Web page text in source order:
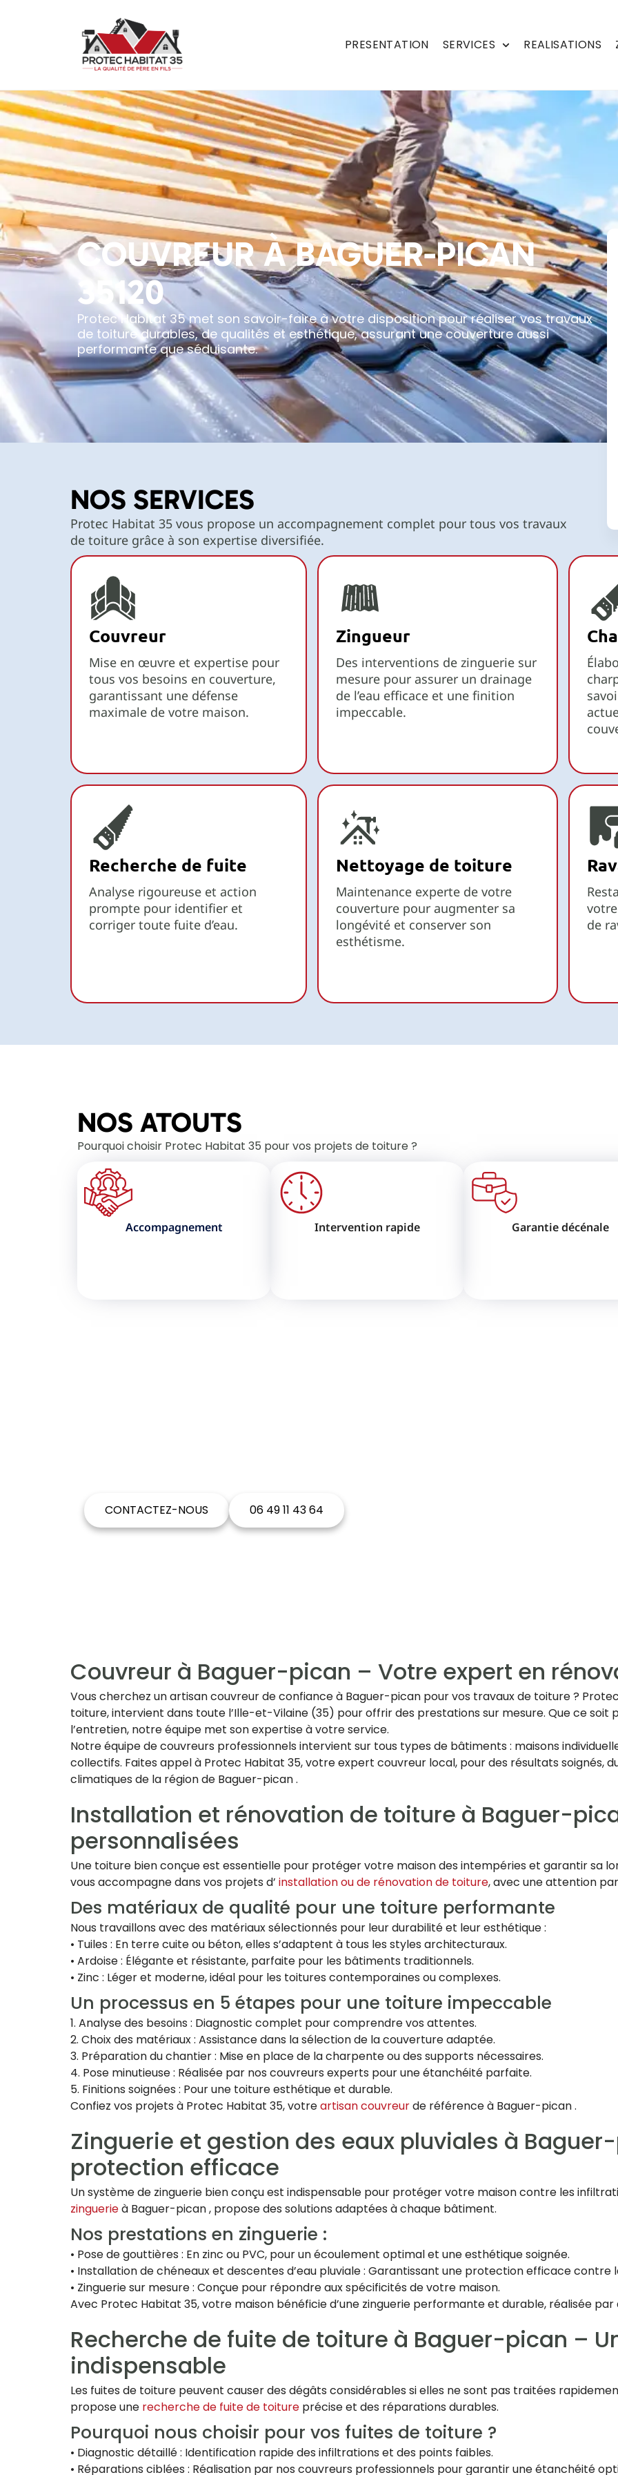
PRESENTATION SERVICES REALISATIONS
COUVREUR À BAGUER-PICAN
35120
Protec Habitat 35 met son savoir-faire à votre disposition pour réaliser vos travaux
de toiture durables, de qualités et esthétique, assurant une couverture aussi
performante que séduisante.
NOS SERVICES
Protec Habitat 35 vous propose un accompagnement complet pour tous vos travaux
de toiture grâce à son expertise diversifiée.
Couvreur
Mise en œuvre et expertise pour
tous vos besoins en couverture,
garantissant une défense
maximale de votre maison.
Zingueur
Des interventions de zinguerie sur
mesure pour assurer un drainage
de l’eau efficace et une finition
impeccable.
Recherche de fuite
Analyse rigoureuse et action
prompte pour identifier et
corriger toute fuite d’eau.
Nettoyage de toiture
Maintenance experte de votre
couverture pour augmenter sa
longévité et conserver son
esthétisme.
de
NOS ATOUTS
Pourquoi choisir Protec Habitat 35 pour vos projets de toiture ?
Accompagnement Intervention rapide Garantie décénale
CONTACTEZ-NOUS 06 49 11 43 64
Couvreur à Baguer-pican – Votre expert en
Vous cherchez un artisan couvreur de confiance à Baguer-pican pour vos travaux de toiture ?
toiture, intervient dans toute l’Ille-et-Vilaine (35) pour offrir des prestations sur mesure. Que ce soit
l’entretien, notre équipe met son expertise à votre service.
Notre équipe de couvreurs professionnels intervient sur tous types de bâtiments : maisons
collectifs. Faites appel à Protec Habitat 35, votre expert couvreur local, pour des résultats soignés,
climatiques de la région de Baguer-pican .
Installation et rénovation de toiture à Baguer-
personnalisées
Une toiture bien conçue est essentielle pour protéger votre maison des intempéries et garantir sa
vous accompagne dans vos projets d’ installation ou de rénovation de toiture, avec une attention
Des matériaux de qualité pour une toiture performante
Nous travaillons avec des matériaux sélectionnés pour leur durabilité et leur esthétique :
• Tuiles : En terre cuite ou béton, elles s’adaptent à tous les styles architecturaux.
• Ardoise : Élégante et résistante, parfaite pour les bâtiments traditionnels.
• Zinc : Léger et moderne, idéal pour les toitures contemporaines ou complexes.
Un processus en 5 étapes pour une toiture impeccable
1. Analyse des besoins : Diagnostic complet pour comprendre vos attentes.
2. Choix des matériaux : Assistance dans la sélection de la couverture adaptée.
3. Préparation du chantier : Mise en place de la charpente ou des supports nécessaires.
4. Pose minutieuse : Réalisée par nos couvreurs experts pour une étanchéité parfaite.
5. Finitions soignées : Pour une toiture esthétique et durable.
Confiez vos projets à Protec Habitat 35, votreartisan couvreurde référence à Baguer-pican .
Zinguerie et gestion des eaux pluviales à
protection efficace
Un système de zinguerie bien conçu est indispensable pour protéger votre maison contre les
zinguerieà Baguer-pican , propose des solutions adaptées à chaque bâtiment.
Nos prestations en zinguerie :
• Pose de gouttières : En zinc ou PVC, pour un écoulement optimal et une esthétique soignée.
• Installation de chéneaux et descentes d’eau pluviale : Garantissant une protection efficace contre
• Zinguerie sur mesure : Conçue pour répondre aux spécificités de votre maison.
Avec Protec Habitat 35, votre maison bénéficie d’une zinguerie performante et durable, réalisée par
Recherche de fuite de toiture à Baguer-pican –
indispensable
Les fuites de toiture peuvent causer des dégâts considérables si elles ne sont pas traitées
propose une recherche de fuite de toiture précise et des réparations durables.
Pourquoi nous choisir pour vos fuites de toiture ?
• Diagnostic détaillé : Identification rapide des infiltrations et des points faibles.
• Réparations ciblées : Réalisation par nos couvreurs professionnels pour garantir une étanchéité